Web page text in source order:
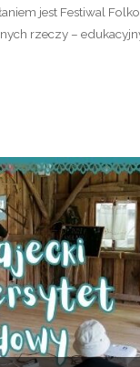
jest Festiwal
rzeczy –